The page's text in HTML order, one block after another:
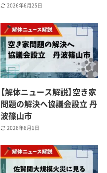
2026年6月25日
【解体ニュース解説】空き家
問題の解決へ協議会設立 丹
波篠山市
2026年6月1日